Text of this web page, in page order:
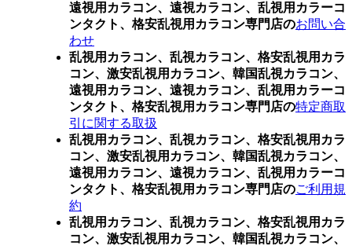
遠視用カラコン、遠視カラコン、乱視用カラーコ
ンタクト、格安乱視用カラコン専門店のお問い合
わせ
乱視用カラコン、乱視カラコン、格安乱視用カラ
コン、激安乱視用カラコン、韓国乱視カラコン、
遠視用カラコン、遠視カラコン、乱視用カラーコ
ンタクト、格安乱視用カラコン専門店の特定商取
引に関する取扱
乱視用カラコン、乱視カラコン、格安乱視用カラ
コン、激安乱視用カラコン、韓国乱視カラコン、
遠視用カラコン、遠視カラコン、乱視用カラーコ
ンタクト、格安乱視用カラコン専門店のご利用規
約
乱視用カラコン、乱視カラコン、格安乱視用カラ
コン、激安乱視用カラコン、韓国乱視カラコン、